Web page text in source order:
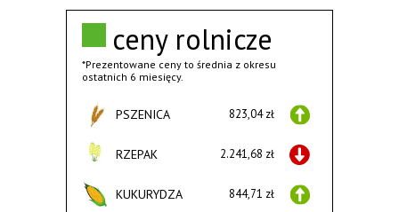
ceny rolnicze
*Prezentowane ceny to średnia z okresu
ostatnich 6 miesięcy.
PSZENICA 823,04 zł
RZEPAK 2.241,68 zł
KUKURYDZA 844,71 zł